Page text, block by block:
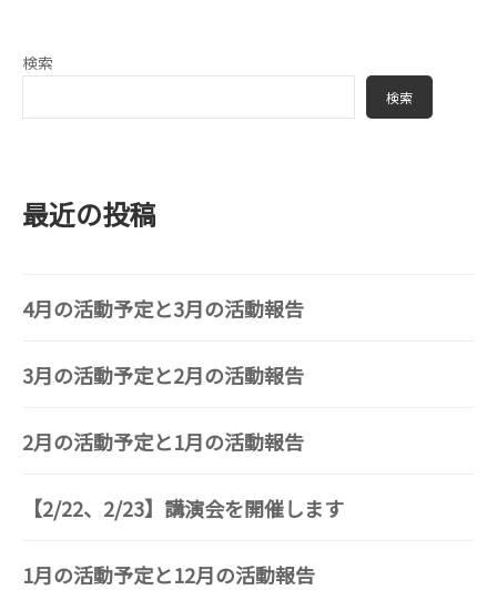
検索
検索
最近の投稿
4月の活動予定と3月の活動報告
3月の活動予定と2月の活動報告
2月の活動予定と1月の活動報告
【2/22、2/23】講演会を開催します
1月の活動予定と12月の活動報告